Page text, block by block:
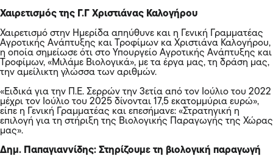
Χαιρετισμός της Γ.Γ Χριστιάνας Καλογήρου
Χαιρετισμό στην Ημερίδα απηύθυνε και η Γενική Γραμματέας
Αγροτικής Ανάπτυξης και Τροφίμων κα Χριστιάνα Καλογήρου,
η οποία σημείωσε ότι στο Υπουργείο Αγροτικής Ανάπτυξης και
Τροφίμων, «Μιλάμε Βιολογικά», με τα έργα μας, τη δράση μας,
την αμείλικτη γλώσσα των αριθμών.
«Ειδικά για την Π.Ε. Σερρών την 3ετία από τον Ιούλιο του 2022
μέχρι τον Ιούλιο του 2025 δίνονται 17,5 εκατομμύρια ευρώ»,
είπε η Γενική Γραμματέας και επεσήμανε: «Στρατηγική η
επιλογή για τη στήριξη της Βιολογικής Παραγωγής της Χώρας
μας».
Δημ. Παπαγιαννίδης: Στηρίζουμε τη βιολογική παραγωγή